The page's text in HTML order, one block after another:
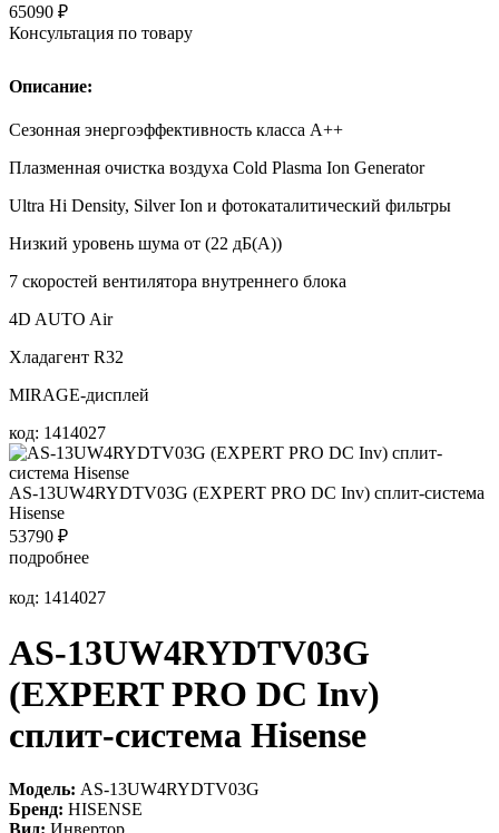
65090 ₽
Консультация по товару
Описание:
Сезонная энергоэффективность класса А++
Плазменная очистка воздуха Cold Plasma Ion Generator
Ultra Hi Density, Silver Ion и фотокаталитический фильтры
Низкий уровень шума от (22 дБ(А))
7 скоростей вентилятора внутреннего блока
4D AUTO Air
Хладагент R32
MIRAGE-дисплей
код: 1414027
AS-13UW4RYDTV03G (EXPERT PRO DC Inv) сплит-система
Hisense
53790 ₽
подробнее
код: 1414027
AS-13UW4RYDTV03G
(EXPERT PRO DC Inv)
сплит-система Hisense
Модель: AS-13UW4RYDTV03G
Бренд: HISENSE